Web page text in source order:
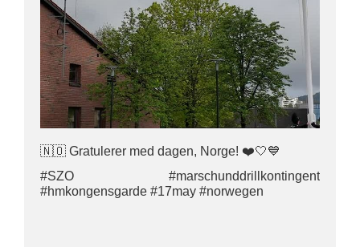
🇳🇴 Gratulerer med dagen, Norge! ❤️🤍💙
#SZO #marschunddrillkontingent
#hmkongensgarde #17may #norwegen